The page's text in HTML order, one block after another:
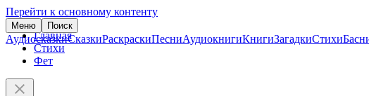
Перейти к основному контенту
Меню Поиск
АудиосказкиСказкиРаскраскиПесниАудиокнигиКнигиЗагадкиСтихи
Главная
Стихи
Фет